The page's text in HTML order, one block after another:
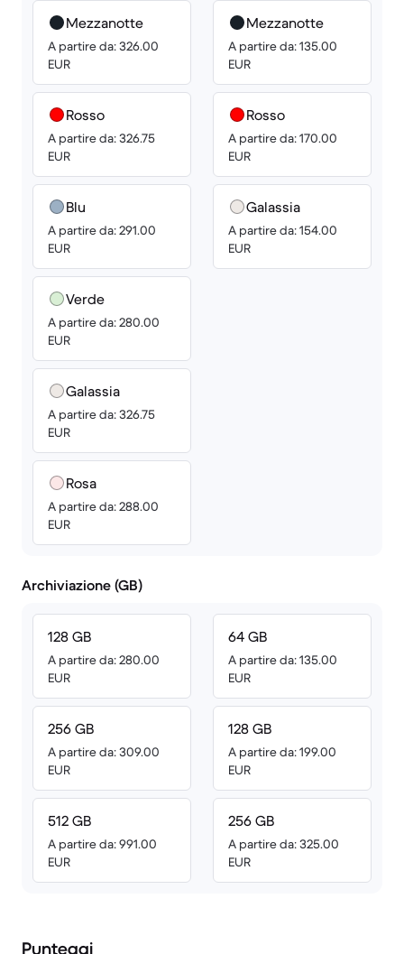
Mezzanotte
A partire da: 326.00
EUR
Rosso
A partire da: 326.75
EUR
Blu
A partire da: 291.00
EUR
Verde
A partire da: 280.00
EUR
Galassia
A partire da: 326.75
EUR
Rosa
A partire da: 288.00
EUR
Mezzanotte
A partire da: 135.00
EUR
Rosso
A partire da: 170.00
EUR
Galassia
A partire da: 154.00
EUR
Archiviazione (GB)
128 GB
A partire da: 280.00
EUR
256 GB
A partire da: 309.00
EUR
512 GB
A partire da: 991.00
EUR
64 GB
A partire da: 135.00
EUR
128 GB
A partire da: 199.00
EUR
256 GB
A partire da: 325.00
EUR
Punteggi